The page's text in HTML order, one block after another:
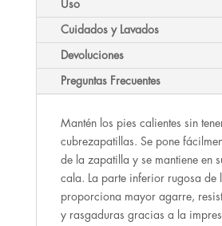
Uso
Cuidados y Lavados
Devoluciones
Preguntas Frecuentes
Mantén los pies calientes sin
cubrezapatillas. Se pone
de la zapatilla y se mantiene en
cala. La parte inferior rugosa de
proporciona mayor agarre,
y rasgaduras gracias a la